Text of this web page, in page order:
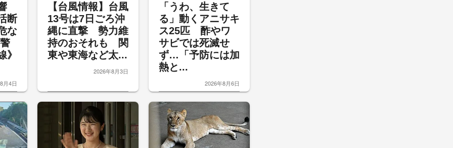
断
な
》
月4日
【台風情報】台風
13号は7日ごろ沖
縄に直撃 勢力維
持のおそれも 関
東や東海など太...
2026年8月3日
「うわ、生きて
る」動くアニサキ
ス25匹 酢やワ
サビでは死滅せ
ず…「予防には加
熱と...
2026年8月6日